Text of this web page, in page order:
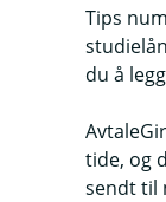
Tips
du å
tide, og
sendt til